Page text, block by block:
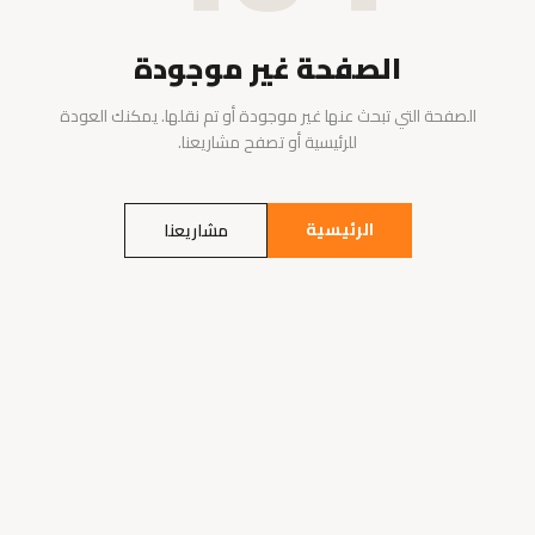
الصفحة غير موجودة
الصفحة التي تبحث عنها غير موجودة أو تم نقلها. يمكنك العودة
للرئيسية أو تصفح مشاريعنا.
الرئيسية مشاريعنا